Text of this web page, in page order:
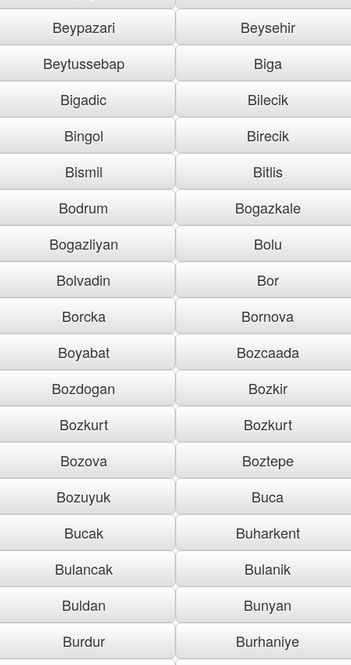
Beypazari
Beysehir
Beytussebap
Biga
Bigadic
Bilecik
Bingol
Birecik
Bismil
Bitlis
Bodrum
Bogazkale
Bogazliyan
Bolu
Bolvadin
Bor
Borcka
Bornova
Boyabat
Bozcaada
Bozdogan
Bozkir
Bozkurt
Bozkurt
Bozova
Boztepe
Bozuyuk
Buca
Bucak
Buharkent
Bulancak
Bulanik
Buldan
Bunyan
Burdur
Burhaniye